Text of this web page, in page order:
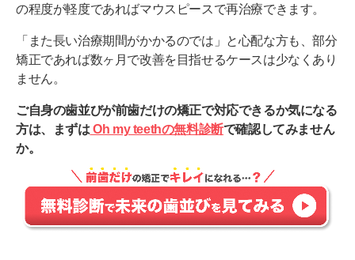
の程度が軽度であればマウスピースで再治療できます。
「また長い治療期間がかかるのでは」と心配な方も、部分
矯正であれば数ヶ月で改善を目指せるケースは少なくあり
ません。
ご自身の歯並びが前歯だけの矯正で対応できるか気になる
方は、まずは Oh my teethの無料診断で確認してみません
か。